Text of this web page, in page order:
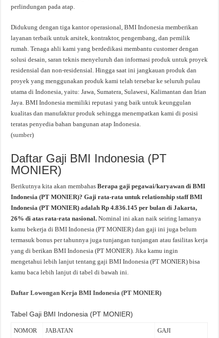
perlindungan pada atap.
Didukung dengan tiga kantor operasional, BMI Indonesia memberikan
layanan terbaik untuk arsitek, kontraktor, pengembang, dan pemilik
rumah. Tenaga ahli kami yang berdedikasi membantu customer dengan
solusi desain, saran teknis menyeluruh dan informasi produk untuk proyek
residensial dan non-residensial. Hingga saat ini jangkauan produk dan
proyek yang menggunakan produk kami telah tersebar ke seluruh pulau
utama di Indonesia, yaitu: Jawa, Sumatera, Sulawesi, Kalimantan dan Irian
Jaya. BMI Indonesia memiliki reputasi yang baik untuk keunggulan
kualitas dan manufaktur produk sehingga menempatkan kami di posisi
teratas penyedia bahan bangunan atap Indonesia.
(sumber)
Daftar Gaji BMI Indonesia (PT
MONIER)
Berikutnya kita akan membahasBerapa gaji pegawai/karyawan di BMI
Indonesia (PT MONIER)? Gaji rata-rata untuk relationship staff BMI
Indonesia (PT MONIER) adalah Rp 4.836.145 per bulan di Jakarta,
26% di atas rata-rata nasional.Nominal ini akan naik seiring lamanya
kamu bekerja di BMI Indonesia (PT MONIER) dan gaji ini juga belum
termasuk bonus per tahunnya juga tunjangan tunjangan atau fasilitas kerja
yang di berikan BMI Indonesia (PT MONIER). Jika kamu ingin
mengetahui lebih lanjut tentang gaji BMI Indonesia (PT MONIER) bisa
kamu baca lebih lanjut di tabel di bawah ini.
Daftar Lowongan Kerja BMI Indonesia (PT MONIER)
Tabel Gaji BMI Indonesia (PT MONIER)
NOMOR JABATAN GAJI